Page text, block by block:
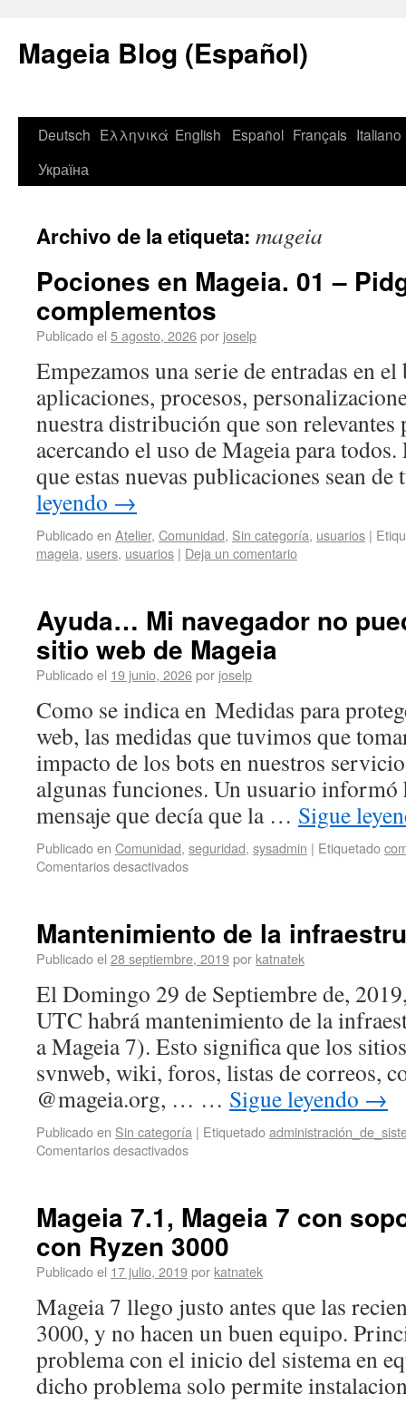
Mageia Blog (Español)
Deutsch Ελληνικά English Español Français Italiano
Україна
Archivo de la etiqueta: mageia
Pociones en Mageia. 01 –
complementos
Publicado el 5 agosto, 2026por joselp
Empezamos una serie de entradas en
aplicaciones, procesos,
nuestra distribución que son relevantes
acercando el uso de Mageia para
que estas nuevas publicaciones sean
leyendo →
Publicado en Atelier, Comunidad, Sin categoría, usuarios |
mageia, users, usuarios | Deja un comentario
Ayuda… Mi navegador no
sitio web de Mageia
Publicado el 19 junio, 2026por joselp
Como se indica en Medidas para
web, las medidas que tuvimos que
impacto de los bots en nuestros
algunas funciones. Un usuario
mensaje que decía que la … Sigue
Publicado en Comunidad, seguridad, sysadmin | Etiquetado
Comentarios desactivados
Mantenimiento de la
Publicado el 28 septiembre, 2019por katnatek
El Domingo 29 de Septiembre de,
UTC habrá mantenimiento de la
a Mageia 7). Esto significa que los
svnweb, wiki, foros, listas de correos,
@mageia.org, … … Sigue leyendo →
Publicado en Sin categoría | Etiquetado
Comentarios desactivados
Mageia 7.1, Mageia 7 con
con Ryzen 3000
Publicado el 17 julio, 2019por katnatek
Mageia 7 llego justo antes que las
3000, y no hacen un buen equipo.
problema con el inicio del sistema en
dicho problema solo permite